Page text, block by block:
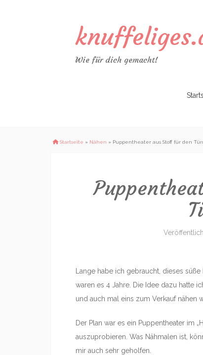
Wie für dich gemacht!
Startseite » Nähen » Puppentheater aus Stoff für den
Lange habe ich gebraucht, dieses
waren es 4 Jahre. Die Idee dazu hatte
und auch mal eins zum Verkauf nähen
Der Plan war es ein Puppentheater im
auszuprobieren. Was Nähmalen ist,
mir auch sehr geholfen.